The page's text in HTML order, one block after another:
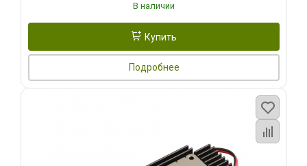
В наличии
Купить
Подробнее